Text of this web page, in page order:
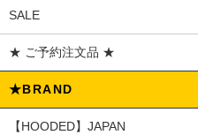
SALE
★ ご予約注文品 ★
★BRAND
【HOODED】JAPAN